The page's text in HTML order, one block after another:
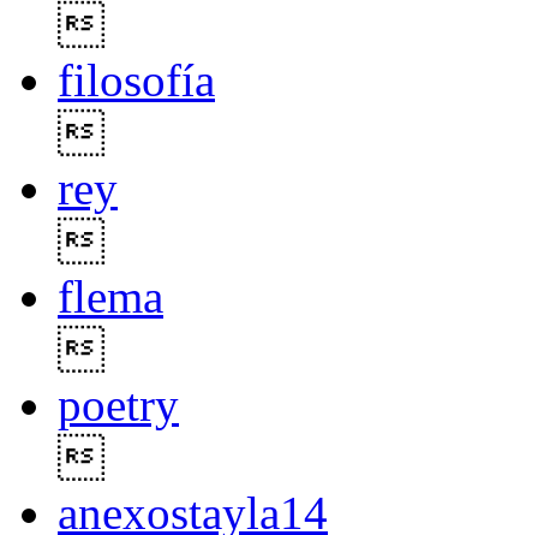
filosofía
rey
flema
poetry
anexostayla14